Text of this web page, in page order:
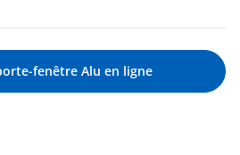
fenêtre Alu en ligne